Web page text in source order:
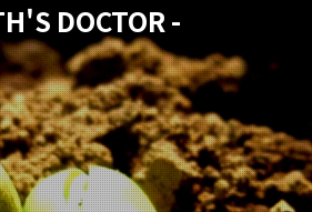
DOCTOR -